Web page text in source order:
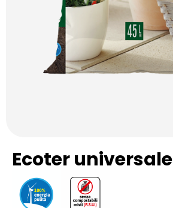
Ecoter universale